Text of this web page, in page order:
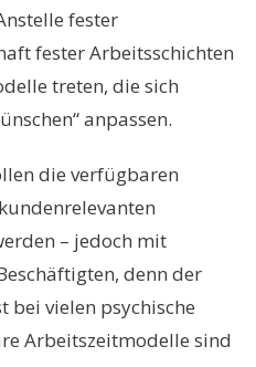
fester
fester Arbeitsschichten
treten, die sich
anpassen.
die verfügbaren
– jedoch mit
denn der
bei vielen psychische
Arbeitszeitmodelle sind